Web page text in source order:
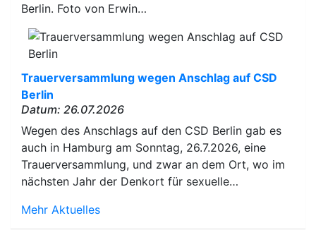
Berlin. Foto von Erwin…
Trauerversammlung wegen Anschlag auf CSD
Berlin
Datum: 26.07.2026
Wegen des Anschlags auf den CSD Berlin gab es
auch in Hamburg am Sonntag, 26.7.2026, eine
Trauerversammlung, und zwar an dem Ort, wo im
nächsten Jahr der Denkort für sexuelle…
Mehr Aktuelles